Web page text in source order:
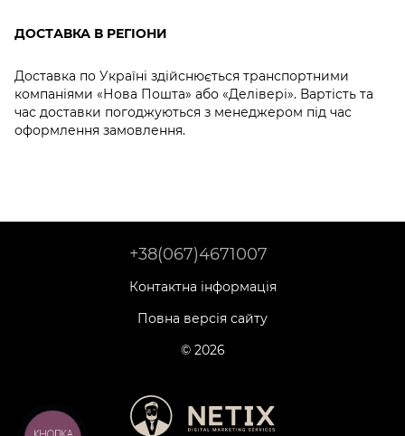
ДОСТАВКА В РЕГІОНИ
Доставка по Україні здійснюється транспортними
компаніями «Нова Пошта» або «Делівері». Вартість та
час доставки погоджуються з менеджером під час
оформлення замовлення.
+38(067)4671007
Контактна інформація
Повна версія сайту
© 2026